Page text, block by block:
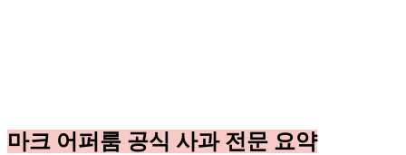
마크 어퍼룸 공식 사과 전문 요약